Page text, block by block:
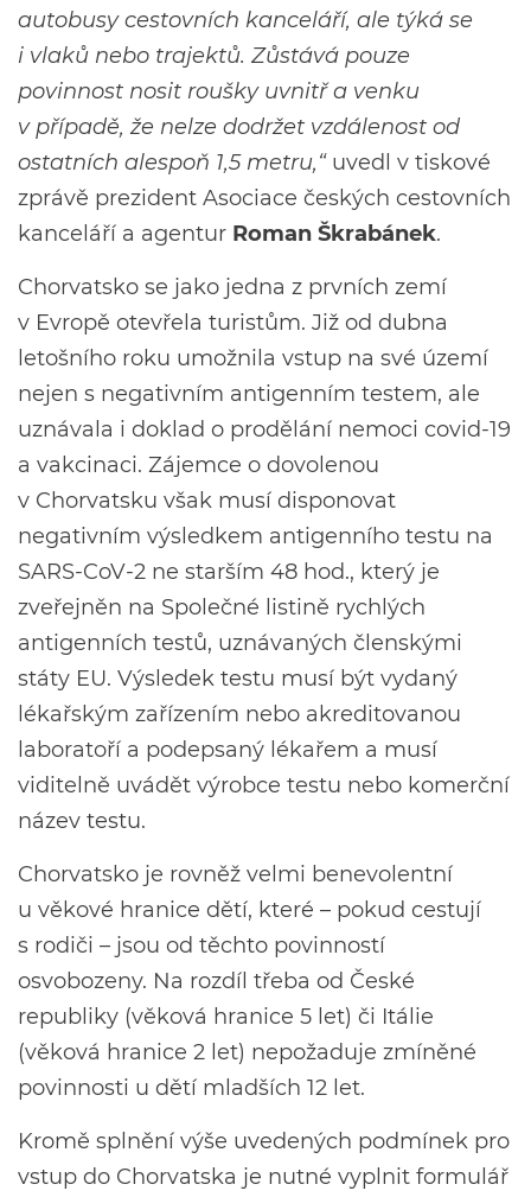
autobusy cestovních kanceláří, ale týká se
i vlaků nebo trajektů. Zůstává pouze
povinnost nosit roušky uvnitř a venku
v případě, že nelze dodržet vzdálenost od
ostatních alespoň 1,5 metru,“uvedl v tiskové
zprávě prezident Asociace českých cestovních
kanceláří a agentur Roman Škrabánek.
Chorvatsko se jako jedna z prvních zemí
v Evropě otevřela turistům. Již od dubna
letošního roku umožnila vstup na své území
nejen s negativním antigenním testem, ale
uznávala i doklad o prodělání nemoci covid-19
a vakcinaci. Zájemce o dovolenou
v Chorvatsku však musí disponovat
negativním výsledkem antigenního testu na
SARS-CoV-2 ne starším 48 hod., který je
zveřejněn na Společné listině rychlých
antigenních testů, uznávaných členskými
státy EU. Výsledek testu musí být vydaný
lékařským zařízením nebo akreditovanou
laboratoří a podepsaný lékařem a musí
viditelně uvádět výrobce testu nebo komerční
název testu.
Chorvatsko je rovněž velmi benevolentní
u věkové hranice dětí, které – pokud cestují
s rodiči – jsou od těchto povinností
osvobozeny. Na rozdíl třeba od České
republiky (věková hranice 5 let) či Itálie
(věková hranice 2 let) nepožaduje zmíněné
povinnosti u dětí mladších 12 let.
Kromě splnění výše uvedených podmínek pro
vstup do Chorvatska je nutné vyplnit formulář